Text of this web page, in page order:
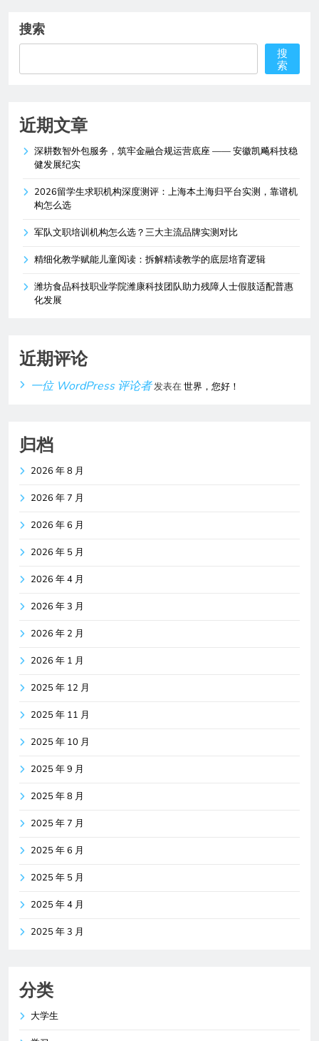
搜索
搜
索
近期文章
深耕数智外包服务，筑牢金融合规运营底座 —— 安徽凯飚科技稳
健发展纪实
2026留学生求职机构深度测评：上海本土海归平台实测，靠谱机
构怎么选
军队文职培训机构怎么选？三大主流品牌实测对比
精细化教学赋能儿童阅读：拆解精读教学的底层培育逻辑
潍坊食品科技职业学院潍康科技团队助力残障人士假肢适配普惠
化发展
近期评论
一位 WordPress 评论者发表在世界，您好！
归档
2026 年 8 月
2026 年 7 月
2026 年 6 月
2026 年 5 月
2026 年 4 月
2026 年 3 月
2026 年 2 月
2026 年 1 月
2025 年 12 月
2025 年 11 月
2025 年 10 月
2025 年 9 月
2025 年 8 月
2025 年 7 月
2025 年 6 月
2025 年 5 月
2025 年 4 月
2025 年 3 月
分类
大学生